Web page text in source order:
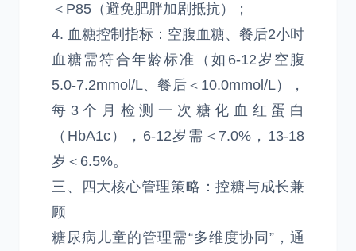
＜P85（避免肥胖加剧抵抗）；
4. 血糖控制指标：空腹血糖、餐后2小时
血糖需符合年龄标准（如6-12岁空腹
5.0-7.2mmol/L、餐后＜10.0mmol/L），
每3个月检测一次糖化血红蛋白
（HbA1c），6-12岁需＜7.0%，13-18
岁＜6.5%。
三、四大核心管理策略：控糖与成长兼
顾
糖尿病儿童的管理需“多维度协同”，通